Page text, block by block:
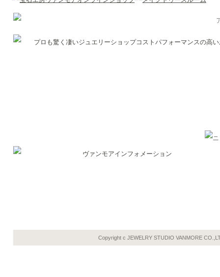
Copyright c JEWELRY STUDIO VANMORE